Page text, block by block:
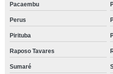
Pacaembu
Perus
Pirituba
Raposo Tavares
Sumaré